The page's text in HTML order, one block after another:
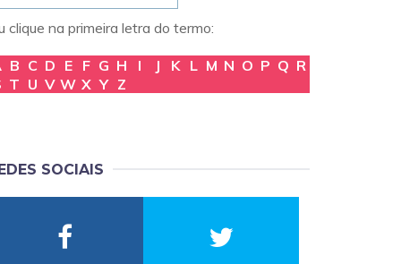
clique na primeira letra do termo:
B C D E F G H I J K L M N O P Q R
T U V W X Y Z
SOCIAIS